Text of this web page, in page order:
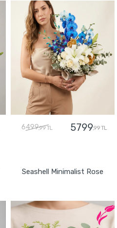
6499,99 TL 5799,99 TL
Seashell Minimalist Rose